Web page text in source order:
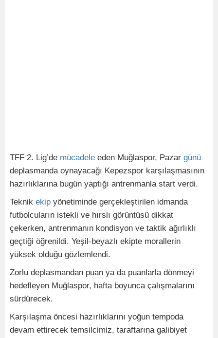
TFF 2. Lig’de mücadele eden Muğlaspor, Pazar günü
deplasmanda oynayacağı Kepezspor karşılaşmasının
hazırlıklarına bugün yaptığı antrenmanla start verdi.
Teknik ekip yönetiminde gerçekleştirilen idmanda
futbolcuların istekli ve hırslı görüntüsü dikkat
çekerken, antrenmanın kondisyon ve taktik ağırlıklı
geçtiği öğrenildi. Yeşil-beyazlı ekipte morallerin
yüksek olduğu gözlemlendi.
Zorlu deplasmandan puan ya da puanlarla dönmeyi
hedefleyen Muğlaspor, hafta boyunca çalışmalarını
sürdürecek.
Karşılaşma öncesi hazırlıklarını yoğun tempoda
devam ettirecek temsilcimiz, taraftarına galibiyet